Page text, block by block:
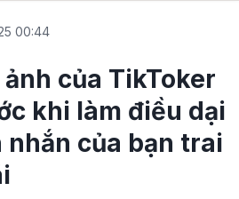
00:44
của TikToker
khi làm điều dại
của bạn trai